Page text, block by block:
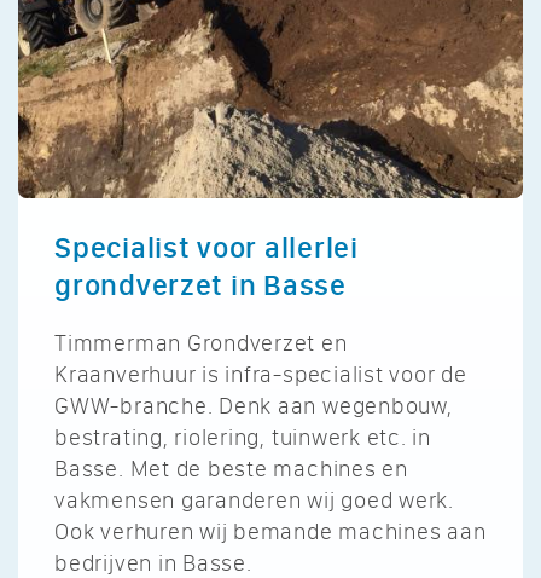
Specialist voor allerlei
grondverzet in Basse
Timmerman Grondverzet en
Kraanverhuur is infra-specialist voor de
GWW-branche. Denk aan wegenbouw,
bestrating, riolering, tuinwerk etc. in
Basse. Met de beste machines en
vakmensen garanderen wij goed werk.
Ook verhuren wij bemande machines aan
bedrijven in Basse.